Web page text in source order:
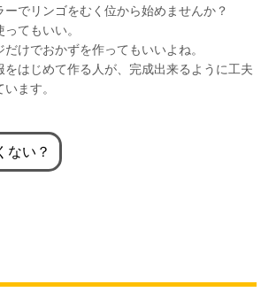
でリンゴをむく位から始めませんか？
てもいい。
けでおかずを作ってもいいよね。
をはじめて作る人が、完成出来るように工夫
ます。
ない？